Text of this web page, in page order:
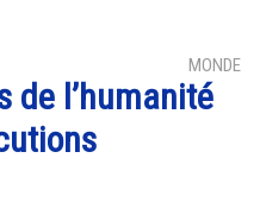
MONDE
de l’humanité